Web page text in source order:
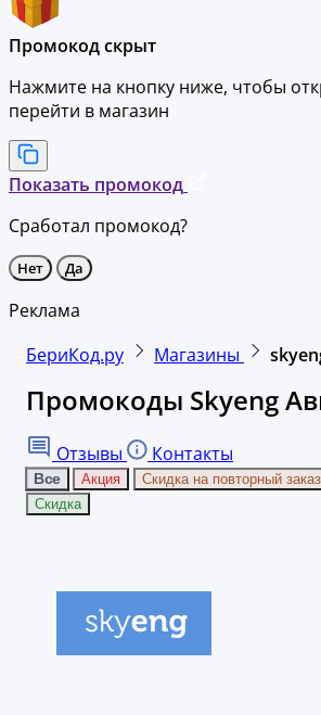
Промокод скрыт
Нажмите на кнопку ниже, чтобы
перейти в магазин
Показать промокод
Сработал промокод?
Нет Да
Реклама
БериКод.ру
Магазины
Промокоды Skyeng
Отзывы Контакты
Все Акция Скидка на повторный заказ
Скидка